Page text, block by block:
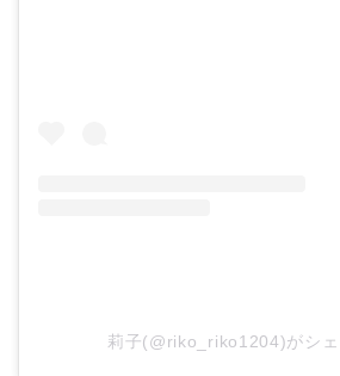
莉子(@riko_riko1204)がシ